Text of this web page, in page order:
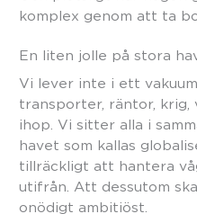
komplex genom att ta
En liten jolle på stora
Vi lever inte i ett
transporter, räntor, krig,
ihop. Vi sitter alla i
havet som kallas
tillräckligt att hantera
utifrån. Att dessutom
onödigt ambitiöst.